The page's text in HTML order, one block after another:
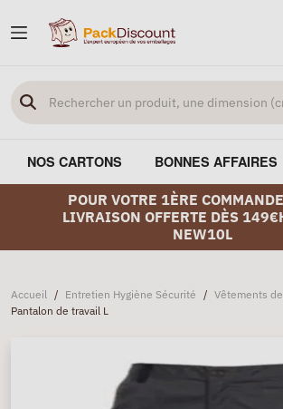
NOS CARTONS BONNES AFFAIRES
POUR VOTRE 1ÈRE
LIVRAISON OFFERTE DÈS
NEW10L
Accueil / Entretien Hygiène Sécurité / Vêtements
Pantalon de travail L